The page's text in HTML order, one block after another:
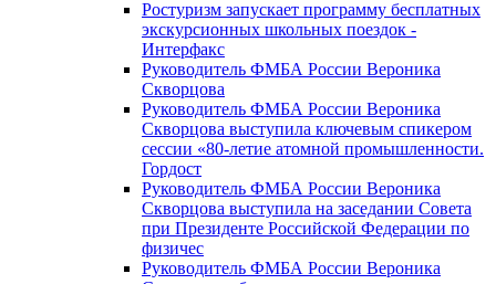
Ростуризм запускает программу бесплатных
экскурсионных школьных поездок -
Интерфакс
Руководитель ФМБА России Вероника
Скворцова
Руководитель ФМБА России Вероника
Скворцова выступила ключевым спикером
сессии «80-летие атомной промышленности.
Гордост
Руководитель ФМБА России Вероника
Скворцова выступила на заседании Совета
при Президенте Российской Федерации по
физичес
Руководитель ФМБА России Вероника